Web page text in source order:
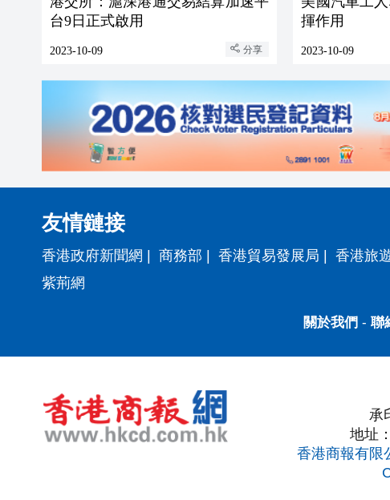
台9日正式啟用
2023-10-09 分享
揮作用
2023-10-09
友情鏈接
香港政府新聞網 | 商務部 | 香港貿易發展局 | 香港旅
紫荊網
關於我們 - 聯
承
地址
香港商報有限